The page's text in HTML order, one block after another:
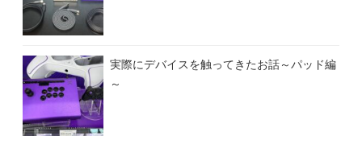
実際にデバイスを触ってきたお話～パッド編
～